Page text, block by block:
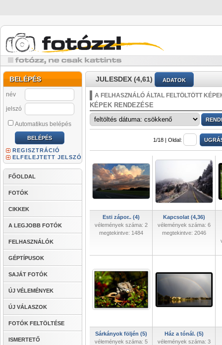
BELÉPÉS
név
jelszó
Automatikus belépés
REGISZTRÁCIÓ
ELFELEJTETT JELSZÓ
FŐOLDAL
FOTÓK
CIKKEK
A LEGJOBB FOTÓK
FELHASZNÁLÓK
GÉPTÍPUSOK
SAJÁT FOTÓK
ÚJ VÉLEMÉNYEK
ÚJ VÁLASZOK
FOTÓK FELTÖLTÉSE
ISMERTETŐ
JULESDEX (4,61) ADATOK
A FELHASZNÁLÓ ÁLTAL FELTÖLTÖTT
KÉPEK RENDEZÉSE
1/18 | Oldal:
Esti zápor.. (4)
vélemények száma: 2
megtekintve: 1484
Kapcsolat (4,36)
vélemények száma: 6
megtekintve: 2046
Sárkányok följén (5)
vélemények száma: 5
Ház a tónál. (5)
vélemények száma: 3